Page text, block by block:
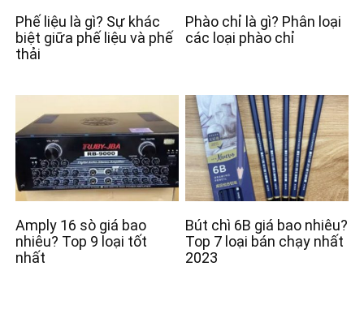
Phế liệu là gì? Sự khác
biệt giữa phế liệu và phế
thải
Phào chỉ là gì? Phân loại
các loại phào chỉ
Amply 16 sò giá bao
nhiêu? Top 9 loại tốt
nhất
Bút chì 6B giá bao nhiêu?
Top 7 loại bán chạy nhất
2023